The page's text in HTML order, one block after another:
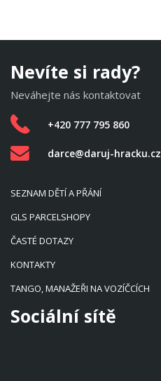
Nevíte si rady?
Neváhejte nás kontaktovat
+420 777 795 860
darce@daruj-hracku.cz
SEZNAM DĚTÍ A PŘÁNÍ
GLS PARCELSHOPY
ČASTÉ DOTAZY
KONTAKTY
TANGO, MANAŽEŘI NA VOZÍČCÍCH
Sociální sítě